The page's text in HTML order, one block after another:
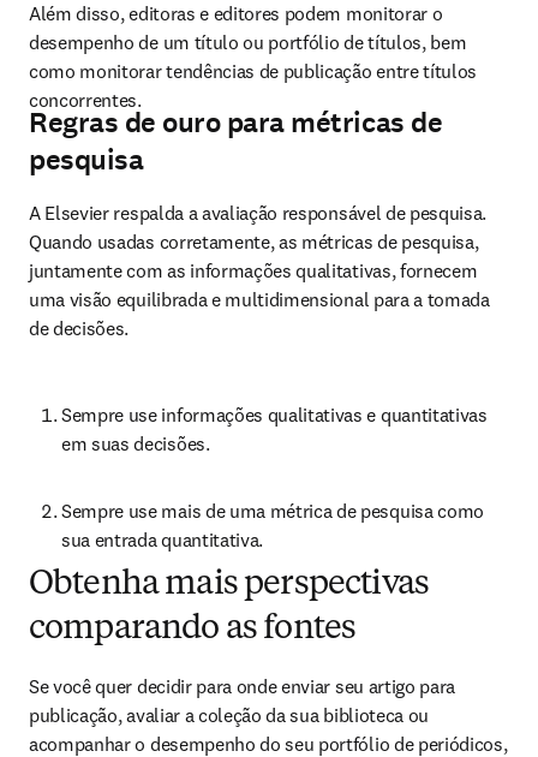
Além disso, editoras e editores podem monitorar o
desempenho de um título ou portfólio de títulos, bem
como monitorar tendências de publicação entre títulos
concorrentes.
Regras de ouro para métricas de
pesquisa
A Elsevier respalda a avaliação responsável de pesquisa.
Quando usadas corretamente, as métricas de pesquisa,
juntamente com as informações qualitativas, fornecem
uma visão equilibrada e multidimensional para a tomada
de decisões.
Sempre use informações qualitativas e quantitativas
em suas decisões.
Sempre use mais de uma métrica de pesquisa como
sua entrada quantitativa.
Obtenha mais perspectivas
comparando as fontes
Se você quer decidir para onde enviar seu artigo para
publicação, avaliar a coleção da sua biblioteca ou
acompanhar o desempenho do seu portfólio de periódicos,